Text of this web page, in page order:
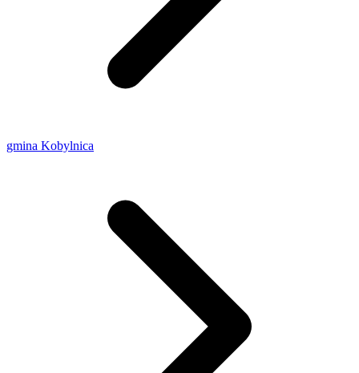
gmina Kobylnica